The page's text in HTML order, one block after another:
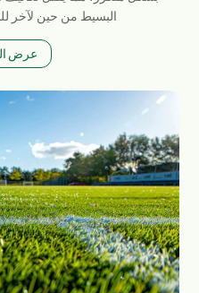
البسيط من حين لآخر
عرض